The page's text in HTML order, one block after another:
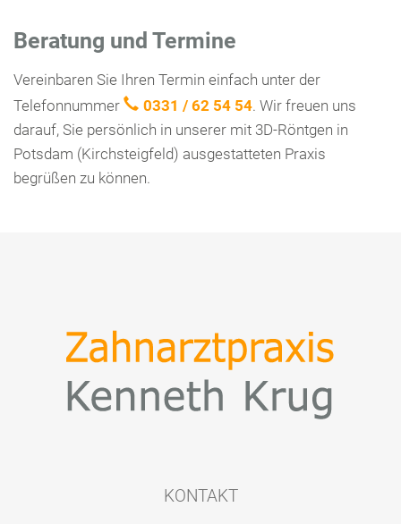
Beratung und Termine
Vereinbaren Sie Ihren Termin einfach unter der
Telefonnummer
0331 / 62 54 54. Wir freuen uns
darauf, Sie persönlich in unserer mit 3D-Röntgen in
Potsdam (Kirchsteigfeld) ausgestatteten Praxis
begrüßen zu können.
KONTAKT